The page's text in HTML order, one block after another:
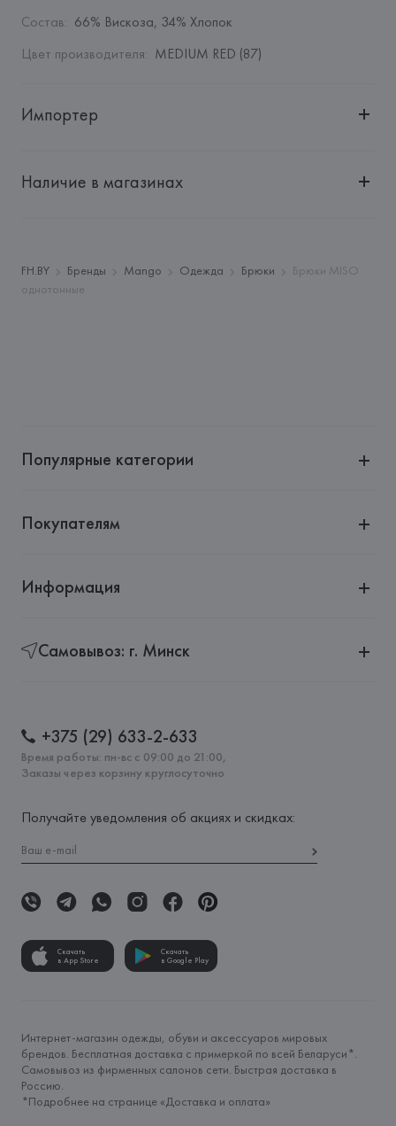
Состав: 66% Вискоза, 34% Хлопок
Цвет производителя: MEDIUM RED (87)
Импортер
"Белмаркетцентр"
Адрес:
ИСПАНИЯ, MANGO MNG, S.A., Via Augusta 10
(Pol. Ind. Riera de Caldes), 08184 Palau-Solità i Plegamans
Наличие в магазинах
FH.BY Бренды Mango Одежда Брюки
Брюки MISO
однотонные
Популярные категории
Покупателям
Информация
Самовывоз: г. Минск
+375 (29) 633-2-633
Время работы: пн-вс с 09:00 до 21:00,
Заказы через корзину круглосуточно
Получайте уведомления об акциях и скидках:
Скачать
в App Store
Скачать
в Google Play
Интернет-магазин одежды, обуви и аксессуаров мировых
брендов. Бесплатная доставка с примеркой по всей Беларуси*.
Самовывоз из фирменных салонов сети. Быстрая доставка в
Россию.
*Подробнее на странице «Доставка и оплата»